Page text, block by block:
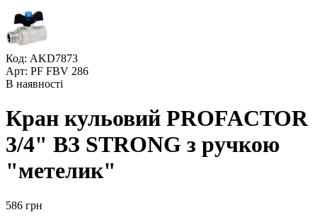
Код: AKD7873
Арт: PF FBV 286
В наявності
Кран кульовий PROFACTOR
3/4" ВЗ STRONG з ручкою
"метелик"
586 грн